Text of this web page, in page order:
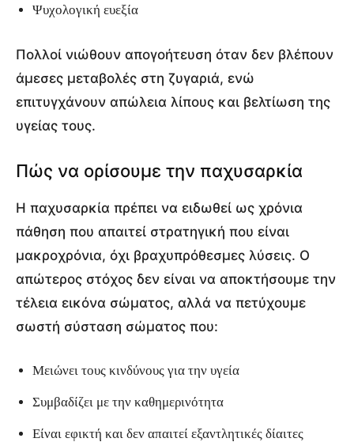
Ψυχολογική ευεξία
Πολλοί νιώθουν απογοήτευση όταν δεν βλέπουν
άμεσες μεταβολές στη ζυγαριά, ενώ
επιτυγχάνουν απώλεια λίπους και βελτίωση της
υγείας τους.
Πώς να ορίσουμε την παχυσαρκία
Η παχυσαρκία πρέπει να ειδωθεί ως χρόνια
πάθηση που απαιτεί στρατηγική που είναι
μακροχρόνια, όχι βραχυπρόθεσμες λύσεις. Ο
απώτερος στόχος δεν είναι να αποκτήσουμε την
τέλεια εικόνα σώματος, αλλά να πετύχουμε
σωστή σύσταση σώματος που:
Μειώνει τους κινδύνους για την υγεία
Συμβαδίζει με την καθημερινότητα
Είναι εφικτή και δεν απαιτεί εξαντλητικές δίαιτες